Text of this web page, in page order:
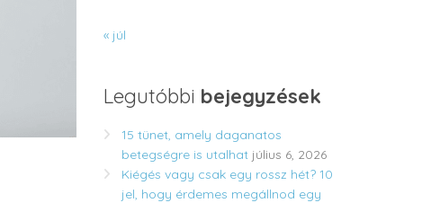
« júl
Legutóbbi bejegyzések
15 tünet, amely daganatos
betegségre is utalhat július 6, 2026
Kiégés vagy csak egy rossz hét? 10
jel, hogy érdemes megállnod egy